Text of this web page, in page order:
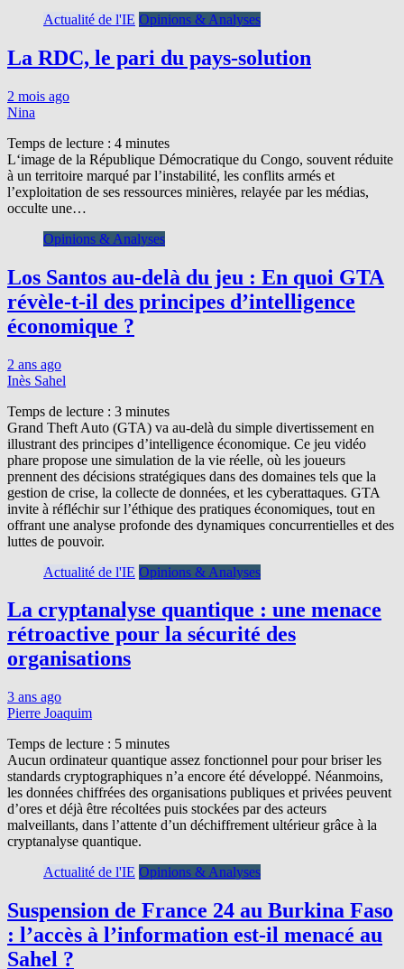
Actualité de l'IE Opinions & Analyses
La RDC, le pari du pays-solution
2 mois ago
Nina
Temps de lecture : 4 minutes
L‘image de la République Démocratique du Congo, souvent réduite
à un territoire marqué par l’instabilité, les conflits armés et
l’exploitation de ses ressources minières, relayée par les médias,
occulte une…
Opinions & Analyses
Los Santos au-delà du jeu : En quoi GTA
révèle-t-il des principes d’intelligence
économique ?
2 ans ago
Inès Sahel
Temps de lecture : 3 minutes
Grand Theft Auto (GTA) va au-delà du simple divertissement en
illustrant des principes d’intelligence économique. Ce jeu vidéo
phare propose une simulation de la vie réelle, où les joueurs
prennent des décisions stratégiques dans des domaines tels que la
gestion de crise, la collecte de données, et les cyberattaques. GTA
invite à réfléchir sur l’éthique des pratiques économiques, tout en
offrant une analyse profonde des dynamiques concurrentielles et des
luttes de pouvoir.
Actualité de l'IE Opinions & Analyses
La cryptanalyse quantique : une menace
rétroactive pour la sécurité des
organisations
3 ans ago
Pierre Joaquim
Temps de lecture : 5 minutes
Aucun ordinateur quantique assez fonctionnel pour pour briser les
standards cryptographiques n’a encore été développé. Néanmoins,
les données chiffrées des organisations publiques et privées peuvent
d’ores et déjà être récoltées puis stockées par des acteurs
malveillants, dans l’attente d’un déchiffrement ultérieur grâce à la
cryptanalyse quantique.
Actualité de l'IE Opinions & Analyses
Suspension de France 24 au Burkina Faso
: l’accès à l’information est-il menacé au
Sahel ?